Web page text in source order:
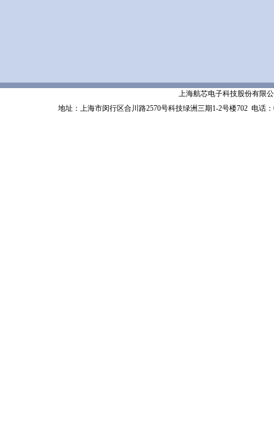
上海航芯电子科技股份有限公
地址：上海市闵行区合川路2570号科技绿洲三期1-2号楼702 电话